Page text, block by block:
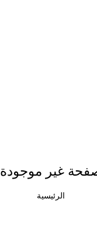
غير موجودة
الرئيسية